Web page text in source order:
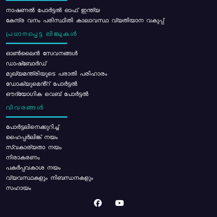
നാഷണൽ പോർട്ടൽ ഓഫ് ഇന്ത്യ
കേന്ദ്ര വനം പരിസ്ഥിതി കാലാവസ്ഥ വ്യതിയാന വകുപ്പ്
പ്രധാനപ്പെട്ട ലിങ്കുകൾ
ഓൺലൈൻ സേവനങ്ങൾ
ഡാഷ്ബോർഡ്
മുഖ്യമന്ത്രിയുടെ പരാതി പരിഹാരം
ഡോക്യുമെൻ്റ് പോർട്ടൽ
ഔദ്യോഗിക വെബ് പോർട്ടൽ
വിവരങ്ങൾ
പോര്‍ട്ടലിനെക്കുറിച്ച്
ഹൈപ്പർലിങ്ക് നയം
സ്വകാര്യതാ നയം
നിരാകരണം
പകർപ്പവകാശ നയം
വ്യവസ്ഥകളും നിബന്ധനകളും
സഹായം